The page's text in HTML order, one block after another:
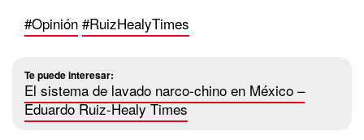
#Opinión #RuizHealyTimes
Te puede interesar:
El sistema de lavado narco-chino en México –
Eduardo Ruiz-Healy Times